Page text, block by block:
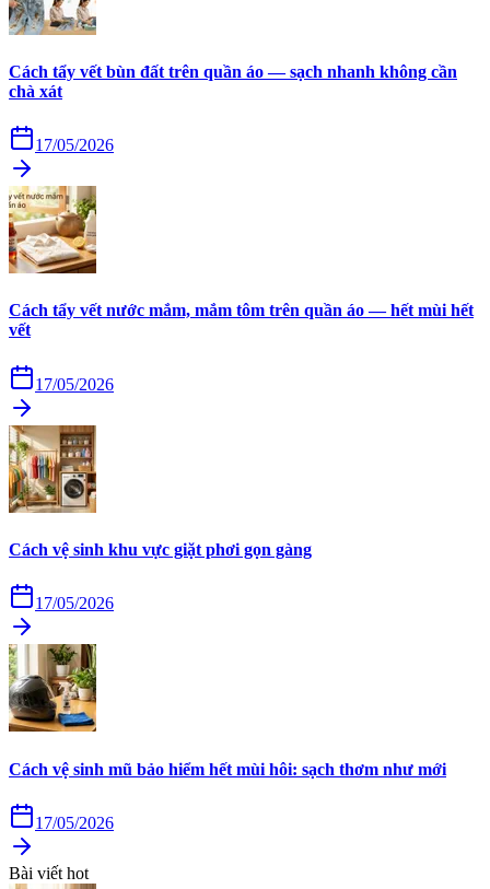
Cách tẩy vết bùn đất trên quần áo — sạch nhanh không cần
chà xát
17/05/2026
Cách tẩy vết nước mắm, mắm tôm trên quần áo — hết mùi hết
vết
17/05/2026
Cách vệ sinh khu vực giặt phơi gọn gàng
17/05/2026
Cách vệ sinh mũ bảo hiểm hết mùi hôi: sạch thơm như mới
17/05/2026
Bài viết hot